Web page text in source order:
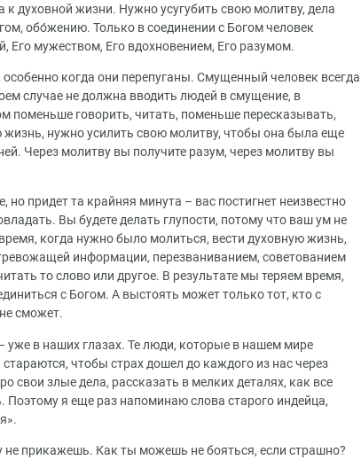
к духовной жизни. Нужно усугубить свою молитву, дела
обо́жению. Только в соединении с Богом человек
Его мужеством, Его вдохновением, Его разумом.
когда они перепуганы. Смущенный человек всегда
случае не должна вводить людей в смущение, в
поменьше говорить, читать, поменьше пересказывать,
нужно усилить свою молитву, чтобы она была еще
Через молитву вы получите разум, через молитву вы
придет та крайняя минута – вас постигнет неизвестно
Вы будете делать глупости, потому что ваш ум не
когда нужно было молиться, вести духовную жизнь,
информации, перезваниванием, советованием
то слово или другое. В результате мы теряем время,
с Богом. А выстоять может только тот, кто с
сможет.
уже в наших глазах. Те люди, которые в нашем мире
чтобы страх дошел до каждого из нас через
свои злые дела, рассказать в мелких деталях, как все
Поэтому я еще раз напоминаю слова старого индейца,
прикажешь. Как ты можешь не бояться, если страшно?